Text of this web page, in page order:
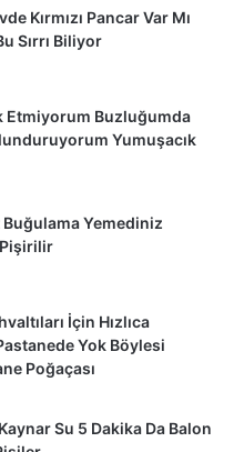
Kırmızı Pancar Var Mı
Sırrı Biliyor
Etmiyorum Buzluğumda
Yumuşacık
Yemediniz
Pişirilir
İçin Hızlıca
Yok Böylesi
Poğaçası
Su 5 Dakika Da Balon